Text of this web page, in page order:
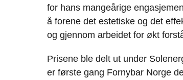
for hans mangeårige
å forene det estetiske og det
og gjennom arbeidet for økt
Prisene ble delt ut under
er første gang Fornybar Norge